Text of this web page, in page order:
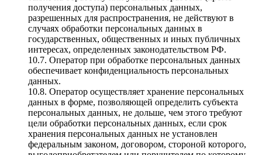
получения доступа) персональных данных,
разрешенных для распространения, не действуют в
случаях обработки персональных данных в
государственных, общественных и иных публичных
интересах, определенных законодательством РФ.
10.7. Оператор при обработке персональных данных
обеспечивает конфиденциальность персональных
данных.
10.8. Оператор осуществляет хранение персональных
данных в форме, позволяющей определить субъекта
персональных данных, не дольше, чем этого требуют
цели обработки персональных данных, если срок
хранения персональных данных не установлен
федеральным законом, договором, стороной которого,